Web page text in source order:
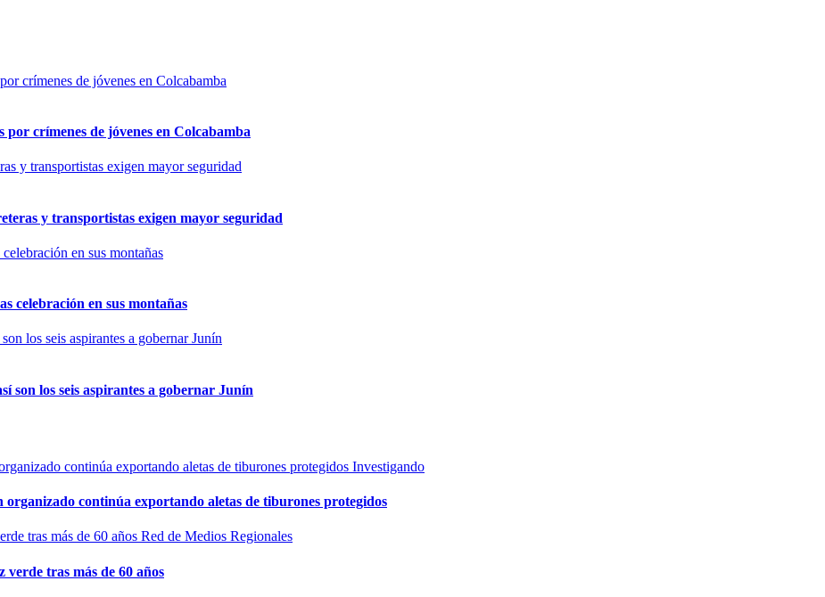
crímenes de jóvenes en Colcabamba
y transportistas exigen mayor seguridad
celebración en sus montañas
son los seis aspirantes a gobernar Junín
Investigando
continúa exportando aletas de tiburones protegidos
Red de Medios Regionales
tras más de 60 años